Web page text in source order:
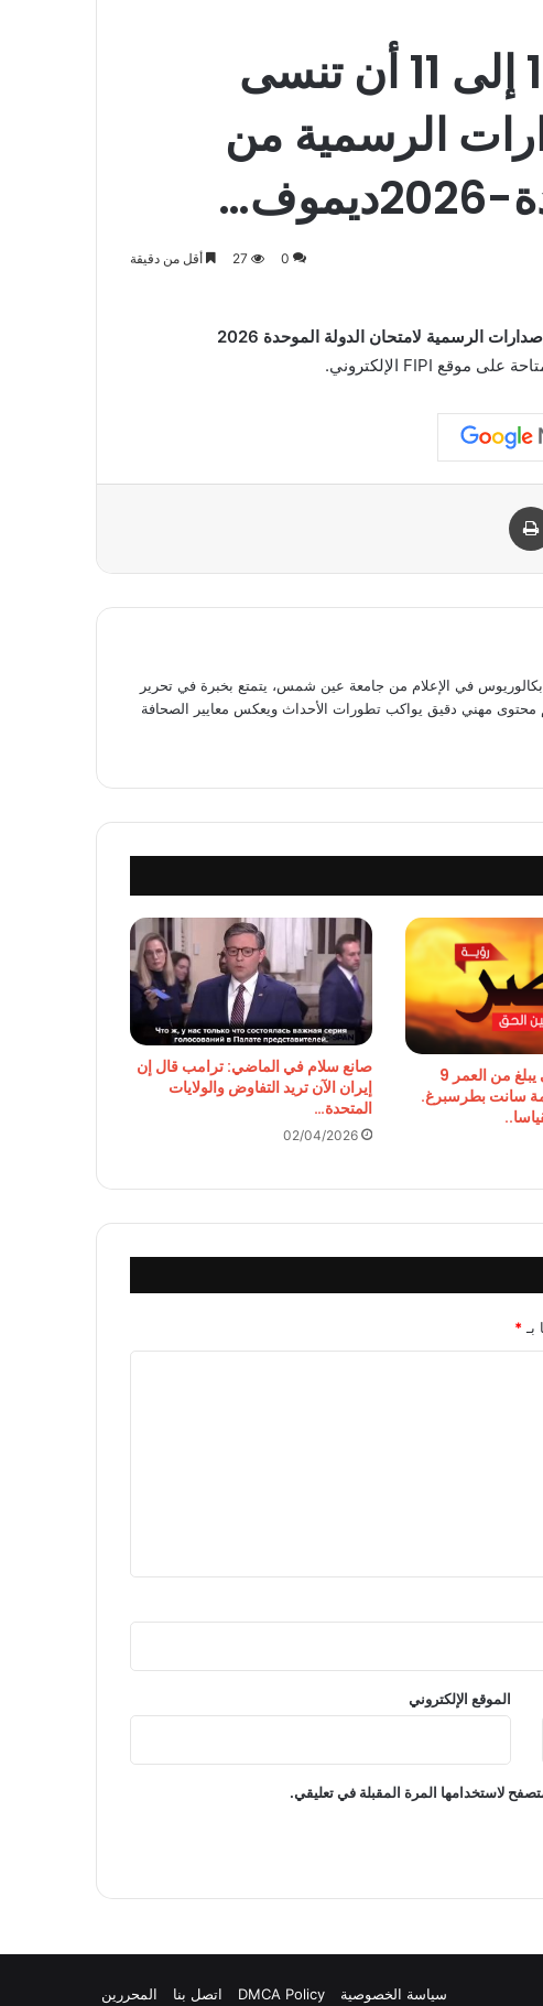
يمكن للصفوف من 10 إلى 11 أن تنسى
الرسمية من
0
27 أقل من دقيقة
البريد
في الإعلام من جامعة عين شمس، يتمتع بخبرة في تحرير
محتوى مهني دقيق يواكب تطورات الأحداث ويعكس معايير الصحافة
تم نقل قاتل صبي يبلغ من العمر 9
سانت بطرسبرغ.
صانع سلام في الماضي: ترامب قال إن
إيران الآن تريد التفاوض والولايات
المتحدة…
02/04/2026
بـ*
الموقع الإلكتروني
لاستخدامها المرة المقبلة في تعليقي.
سياسة الخصوصية DMCA Policy اتصل بنا المحررين